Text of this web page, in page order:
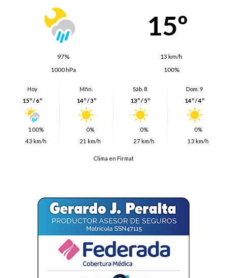
15º
97%
13 km/h
1000 hPa
100%
Hoy
15º / 6º
100%
43 km/h
Mñn.
14º / 3º
0%
21 km/h
Sáb. 8
13º / 5º
0%
27 km/h
Dom. 9
14º / 4º
0%
13 km/h
Clima en Firmat